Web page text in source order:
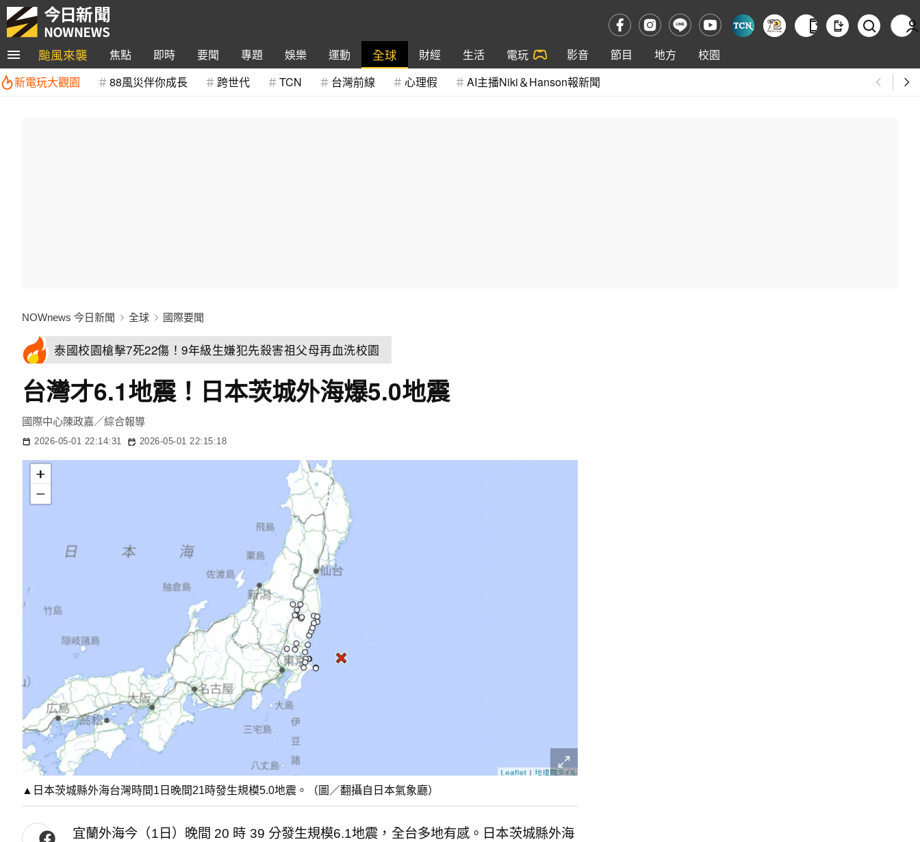
颱風來襲 焦點 即時 要聞 專題 娛樂 運動 全球 財經 生活 電玩 影音 節目 地方
校園
新電玩大觀園
88風災伴你成長 跨世代 TCN 台灣前線 心理假 AI主播Niki＆Hanson報新聞
NOWnews 今日新聞 全球 國際要聞
泰國校園槍擊7死22傷！9年級生嫌犯先殺害祖父母再血洗校園
台灣才6.1地震！日本茨城外海爆5.0地震
國際中心陳政嘉／綜合報導
2026-05-01 22:14:31 2026-05-01 22:15:18
▲日本茨城縣外海台灣時間1日晚間21時發生規模5.0地震。（圖／翻攝自日本氣象廳）
宜蘭外海今（1日）晚間 20 時 39 分發生規模6.1地震，全台多地有感。日本茨城縣外海